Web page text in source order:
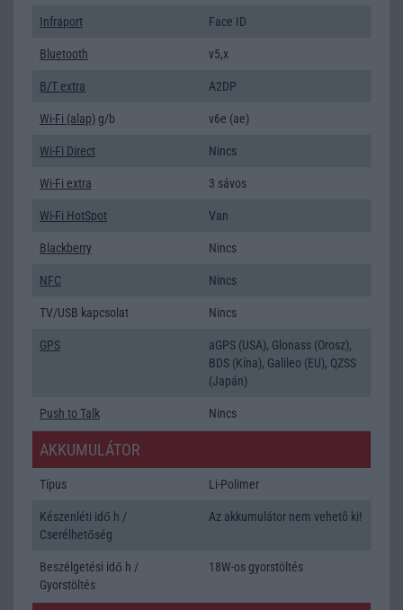
Infraport Face ID
Bluetooth v5,x
B/T extra A2DP
Wi-Fi (alap) g/b v6e (ae)
Wi-Fi Direct Nincs
Wi-Fi extra 3 sávos
Wi-Fi HotSpot Van
Blackberry Nincs
NFC Nincs
TV/USB kapcsolat Nincs
GPS
aGPS (USA), Glonass (Orosz),
BDS (Kína), Galileo (EU), QZSS
(Japán)
Push to Talk Nincs
AKKUMULÁTOR
Típus Li-Polimer
Készenléti idő h /
Cserélhetőség
Az akkumulátor nem vehetõ ki!
Beszélgetési idő h /
Gyorstöltés
18W-os gyorstöltés